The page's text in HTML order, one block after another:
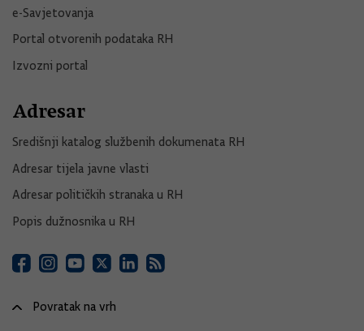
e-Savjetovanja
Portal otvorenih podataka RH
Izvozni portal
Adresar
Središnji katalog službenih dokumenata RH
Adresar tijela javne vlasti
Adresar političkih stranaka u RH
Popis dužnosnika u RH
Povratak na vrh